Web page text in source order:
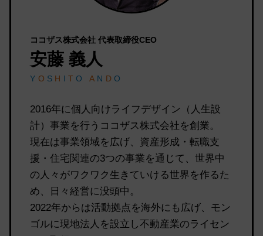
ココザス株式会社 代表取締役CEO
安藤 義人
Y O S H IT O A N D O
2016年に個人向けライフデザイン（人生設
計）事業を行うココザス株式会社を創業。
現在は事業領域を広げ、資産形成・転職支
援・住宅関連の3つの事業を通じて、世界中
の人々がワクワク生きていける世界を作るた
め、日々経営に没頭中。
2022年からは活動拠点を海外にも広げ、モン
ゴルに現地法人を設立し不動産業のライセン